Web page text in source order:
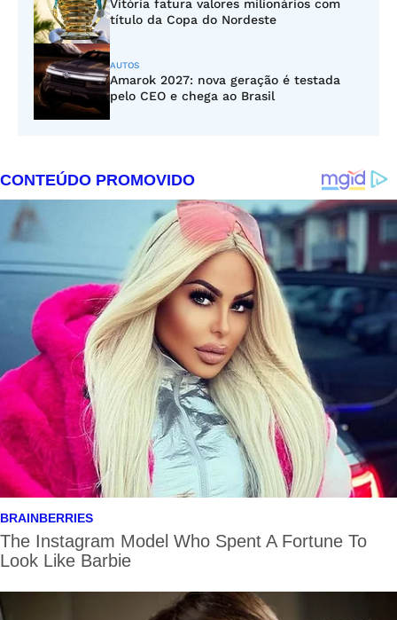
Vitória fatura valores milionários com
título da Copa do Nordeste
AUTOS
Amarok 2027: nova geração é testada
pelo CEO e chega ao Brasil